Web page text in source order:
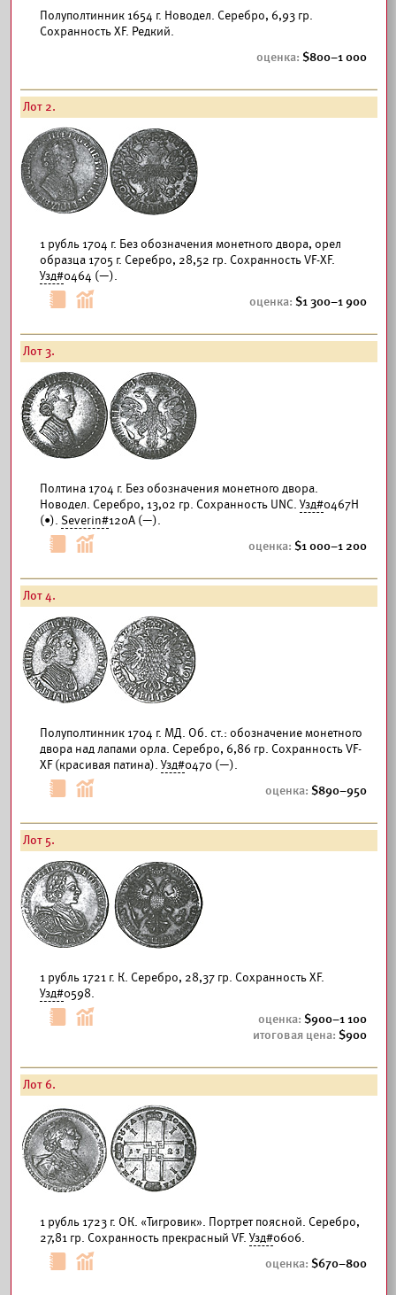
Полуполтинник 1654 г. Новодел. Серебро, 6,93 гр.
Сохранность XF. Редкий.
800–1 000
Лот 2.
1 рубль 1704 г. Без обозначения монетного двора, орел
образца 1705 г. Серебро, 28,52 гр. Сохранность VF-XF.
Узд#0464 (—).
1 300–1 900
Лот 3.
Полтина 1704 г. Без обозначения монетного двора.
Новодел. Серебро, 13,02 гр. Сохранность UNC. Узд#0467Н
(•). Severin#120A (—).
1 000–1 200
Лот 4.
Полуполтинник 1704 г. МД. Об. ст.: обозначение монетного
двора над лапами орла. Серебро, 6,86 гр. Сохранность VF-
XF (красивая патина). Узд#0470 (—).
890–950
Лот 5.
1 рубль 1721 г. К. Серебро, 28,37 гр. Сохранность XF.
Узд#0598.
900–1 100
900
Лот 6.
1 рубль 1723 г. ОК. «Тигровик». Портрет поясной. Серебро,
27,81 гр. Сохранность прекрасный VF. Узд#0606.
670–800